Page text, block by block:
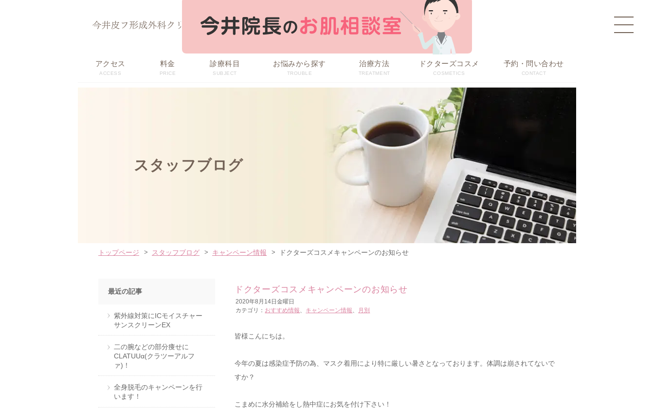
アクセス
ACCESS
料金
PRICE
診療科目
SUBJECT
お悩みから探す
TROUBLE
治療方法
TREATMENT
ドクターズコスメ
COSMETICS
予約・問い合わせ
CONTACT
toggle
スタッフブログ
トップページ スタッフブログ キャンペーン情報 ドクターズコスメキャンペーンのお知らせ
ドクターズコスメキャンペーンのお知らせ
2020年8月14日金曜日
カテゴリ： おすすめ情報、 キャンペーン情報、 月別
皆様こんにちは。
今年の夏は感染症予防の為、マスク着用により特に厳しい暑さとなっております。体調は崩されてないで
すか？
こまめに水分補給をし熱中症にお気を付け下さい！
最近の記事
紫外線対策にICモイスチャー
サンスクリーンEX
二の腕などの部分痩せに
CLATUUα(クラツーアルフ
ァ)！
全身脱毛のキャンペーンを行
います！